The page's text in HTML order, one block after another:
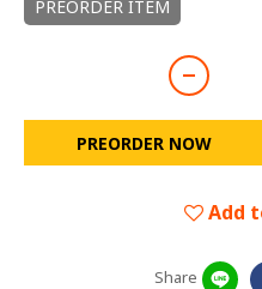
PREORDER ITEM
PREORDER NOW
Add
Share